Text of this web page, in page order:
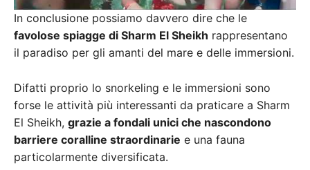
In conclusione possiamo davvero dire che le
favolose spiagge di Sharm El Sheikh rappresentano
il paradiso per gli amanti del mare e delle immersioni.
Difatti proprio lo snorkeling e le immersioni sono
forse le attività più interessanti da praticare a Sharm
El Sheikh, grazie a fondali unici che nascondono
barriere coralline straordinarie e una fauna
particolarmente diversificata.